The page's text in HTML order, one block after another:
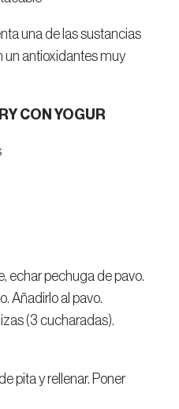
una de las sustancias
un antioxidantes muy
CON YOGUR
echar pechuga de pavo.
Añadirlo al pavo.
(3 cucharadas).
pita y rellenar. Poner